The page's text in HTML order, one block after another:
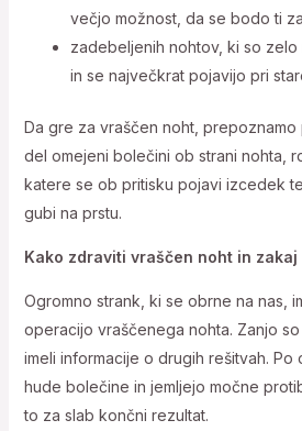
večjo možnost, da se bodo ti
zadebeljenih nohtov, ki so zelo
in se največkrat pojavijo pri
Da gre za vraščen noht,
del omejeni bolečini ob strani nohta,
katere se ob pritisku pojavi izcedek
gubi na prstu.
Kako zdraviti vraščen noht in
Ogromno strank, ki se obrne na nas,
operacijo vraščenega nohta. Zanjo
imeli informacije o drugih rešitvah.
hude bolečine in jemljejo močne
to za slab končni rezultat.